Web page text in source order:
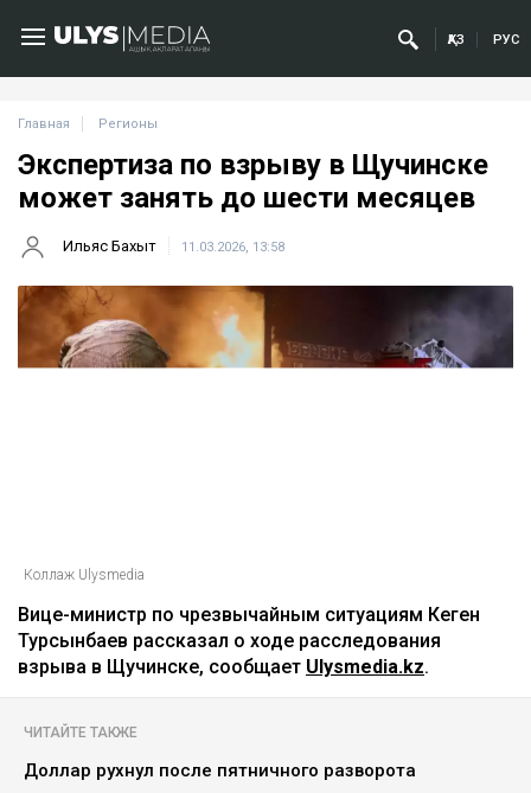
ҚАЗ РУС
Главная Регионы
Экспертиза по взрыву в Щучинске
может занять до шести месяцев
Ильяс Бахыт 11.03.2026, 13:58
Коллаж Ulysmedia
Вице-министр по чрезвычайным ситуациям Кеген
Турсынбаев рассказал о ходе расследования
взрыва в Щучинске, сообщает Ulysmedia.kz.
ЧИТАЙТЕ ТАКЖЕ
Доллар рухнул после пятничного разворота